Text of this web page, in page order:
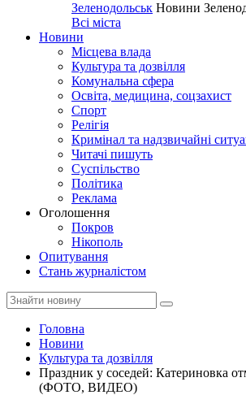
Зеленодольськ Новини
Всі міста
Новини
Місцева влада
Культура та дозвілля
Комунальна сфера
Освіта, медицина, соцзахист
Спорт
Релігія
Кримінал та надзвичайні
Читачі пишуть
Суспільство
Політика
Реклама
Оголошення
Покров
Нікополь
Опитування
Стань журналістом
Головна
Новини
Культура та дозвілля
Праздник у соседей: Катериновка
(ФОТО, ВИДЕО)